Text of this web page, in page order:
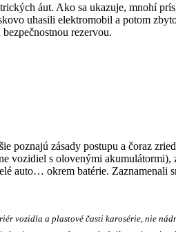
áut. Ako sa ukazuje, mnohí
uhasili elektromobil a potom
rezervou.
poznajú zásady postupu a čoraz
vozidiel s olovenými akumulátormi),
auto… okrem batérie. Zaznamenali
vozidla a plastové časti karosérie, nie